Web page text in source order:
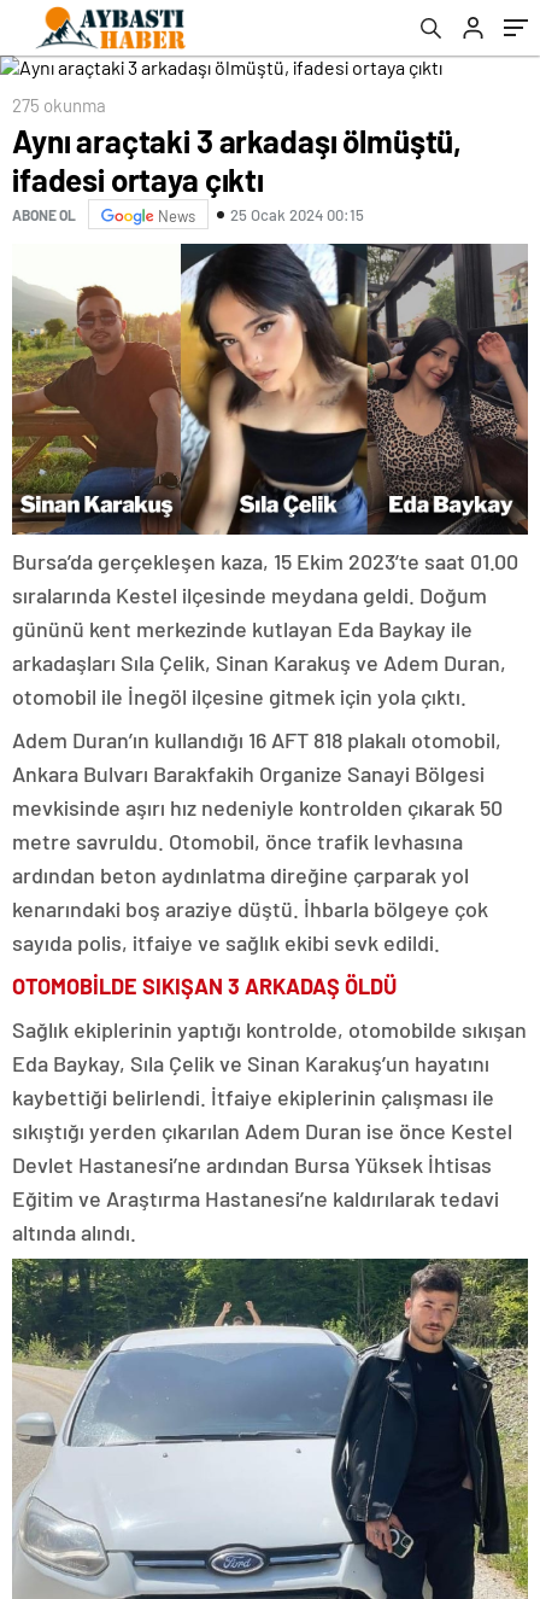
275 okunma
Aynı araçtaki 3 arkadaşı ölmüştü,
ifadesi ortaya çıktı
ABONE OL News 25 Ocak 2024 00:15
Bursa’da gerçekleşen kaza, 15 Ekim 2023’te saat 01.00
sıralarında Kestel ilçesinde meydana geldi. Doğum
gününü kent merkezinde kutlayan Eda Baykay ile
arkadaşları Sıla Çelik, Sinan Karakuş ve Adem Duran,
otomobil ile İnegöl ilçesine gitmek için yola çıktı.
Adem Duran’ın kullandığı 16 AFT 818 plakalı otomobil,
Ankara Bulvarı Barakfakih Organize Sanayi Bölgesi
mevkisinde aşırı hız nedeniyle kontrolden çıkarak 50
metre savruldu. Otomobil, önce trafik levhasına
ardından beton aydınlatma direğine çarparak yol
kenarındaki boş araziye düştü. İhbarla bölgeye çok
sayıda polis, itfaiye ve sağlık ekibi sevk edildi.
OTOMOBİLDE SIKIŞAN 3 ARKADAŞ ÖLDÜ
Sağlık ekiplerinin yaptığı kontrolde, otomobilde sıkışan
Eda Baykay, Sıla Çelik ve Sinan Karakuş’un hayatını
kaybettiği belirlendi. İtfaiye ekiplerinin çalışması ile
sıkıştığı yerden çıkarılan Adem Duran ise önce Kestel
Devlet Hastanesi’ne ardından Bursa Yüksek İhtisas
Eğitim ve Araştırma Hastanesi’ne kaldırılarak tedavi
altında alındı.